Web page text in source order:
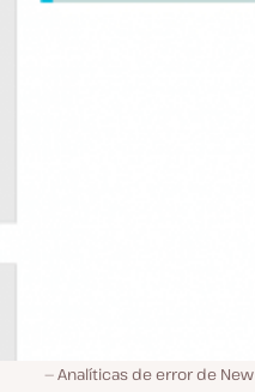
Analíticas de error de